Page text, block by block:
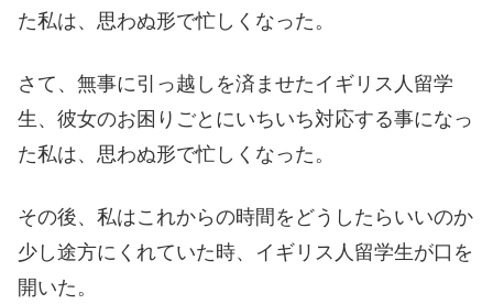
た私は、思わぬ形で忙しくなった。
さて、無事に引っ越しを済ませたイギリス人留学
生、彼女のお困りごとにいちいち対応する事になっ
た私は、思わぬ形で忙しくなった。
その後、私はこれからの時間をどうしたらいいのか
少し途方にくれていた時、イギリス人留学生が口を
開いた。